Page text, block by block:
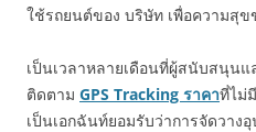
ใช้รถยนต์ของ บริษัท เพื่อความสุข
เป็นเวลาหลายเดือนที่ผู้สนับสนุน
ติดตาม GPS Tracking ราคาที่ไม่
เป็นเอกฉันท์ยอมรับว่าการจัดวาง